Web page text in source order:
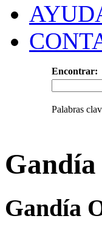
Encontrar:
Palabras
Gandía
Gandía